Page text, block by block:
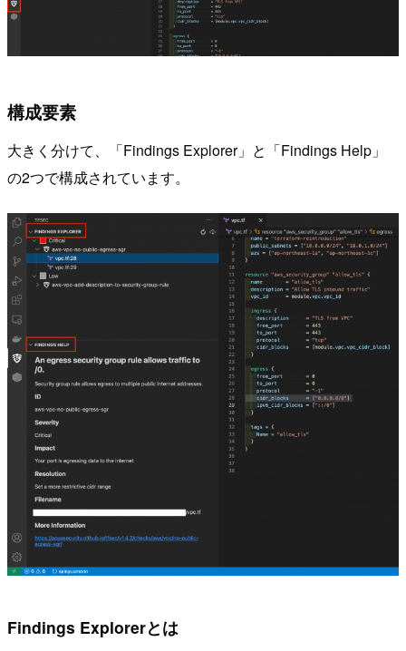
構成要素
大きく分けて、「Findings Explorer」と「Findings Help」
の2つで構成されています。
Findings Explorerとは